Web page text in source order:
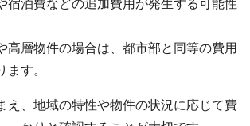
宿泊費などの追加費用が発生する可能性
高層物件の場合は、都市部と同等の費用
ます。
え、地域の特性や物件の状況に応じて費